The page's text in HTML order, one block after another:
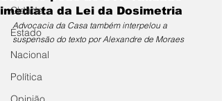
Cidade
Estado
Nacional
Política
imediata da Lei da Dosimetria
Advocacia da Casa também interpelou a
suspensão do texto por Alexandre de Moraes